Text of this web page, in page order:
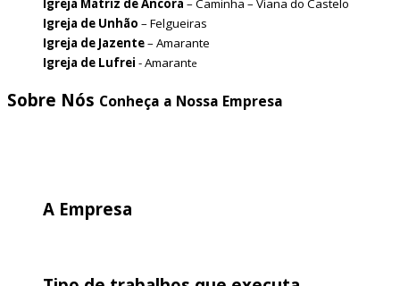
Igreja Matriz de Âncora – Caminha – Viana do Castelo
Igreja de Unhão – Felgueiras
Igreja de Jazente– Amarante
Igreja de Lufrei - Amarante
Sobre Nós Conheça a Nossa Empresa
A Empresa